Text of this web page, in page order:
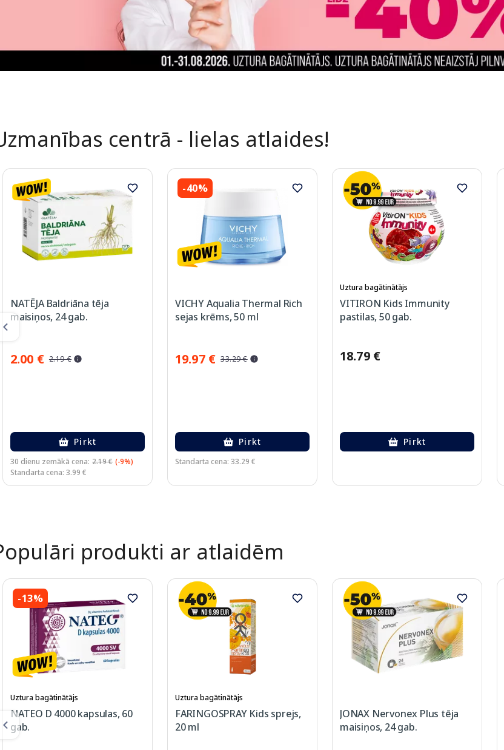
centrā - lielas atlaides!
NATĒJA Baldriāna tēja
maisiņos, 24 gab.
2.00 € 2.19 €
Pirkt
30 dienu zemākā cena: 2.19 € (-9%)
Standarta cena: 3.99 €
-40%
VICHY Aqualia Thermal Rich
sejas krēms, 50 ml
19.97 € 33.29 €
Pirkt
Standarta cena: 33.29 €
Uztura bagātinātājs
VITIRON Kids Immunity
pastilas, 50 gab.
18.79 €
Pirkt
produkti ar atlaidēm
-13%
Uztura bagātinātājs
NATEO D 4000 kapsulas, 60
gab.
Uztura bagātinātājs
FARINGOSPRAY Kids sprejs,
20 ml
JONAX Nervonex Plus tēja
maisiņos, 24 gab.